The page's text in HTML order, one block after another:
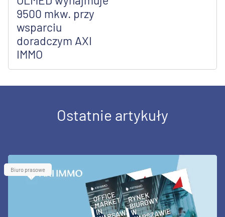
9500 mkw. przy
wsparciu
doradczym AXI
IMMO
Ostatnie artykuły
Biuro prasowe